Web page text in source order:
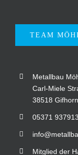
TEAM
Metallbau
Carl-Miele
38518 Gifhorn
05371
Mitglied der